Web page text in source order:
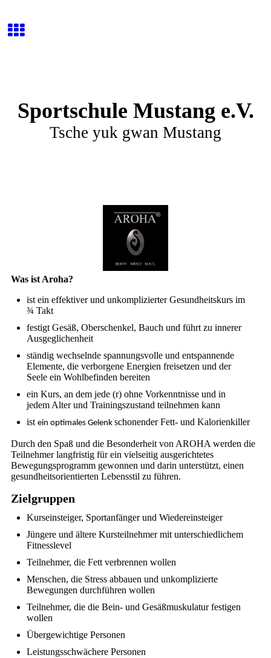
Sportschule Mustang e.V.
Tsche yuk gwan Mustang
Was ist Aroha?
ist ein effektiver und unkomplizierter Gesundheitskurs im
¾ Takt
festigt Gesäß, Oberschenkel, Bauch und führt zu innerer
Ausgeglichenheit
ständig wechselnde spannungsvolle und entspannende
Elemente, die verborgene Energien freisetzen und der
Seele ein Wohlbefinden bereiten
ein Kurs, an dem jede (r) ohne Vorkenntnisse und in
jedem Alter und Trainingszustand teilnehmen kann
ist ein optimales Gelenk schonender Fett- und Kalorienkiller
Durch den Spaß und die Besonderheit von AROHA werden die
Teilnehmer langfristig für ein vielseitig ausgerichtetes
Bewegungsprogramm gewonnen und darin unterstützt, einen
gesundheitsorientierten Lebensstil zu führen.
Zielgruppen
Kurseinsteiger, Sportanfänger und Wiedereinsteiger
Jüngere und ältere Kursteilnehmer mit unterschiedlichem
Fitnesslevel
Teilnehmer, die Fett verbrennen wollen
Menschen, die Stress abbauen und unkomplizierte
Bewegungen durchführen wollen
Teilnehmer, die die Bein- und Gesäßmuskulatur festigen
wollen
Übergewichtige Personen
Leistungsschwächere Personen